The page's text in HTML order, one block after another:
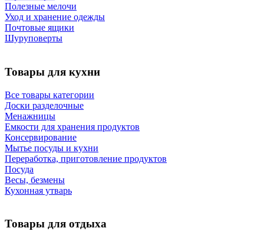
Полезные мелочи
Уход и хранение одежды
Почтовые ящики
Шуруповерты
Товары для кухни
Все товары категории
Доски разделочные
Менажницы
Емкости для хранения продуктов
Консервирование
Мытье посуды и кухни
Переработка, приготовление продуктов
Посуда
Весы, безмены
Кухонная утварь
Товары для отдыха